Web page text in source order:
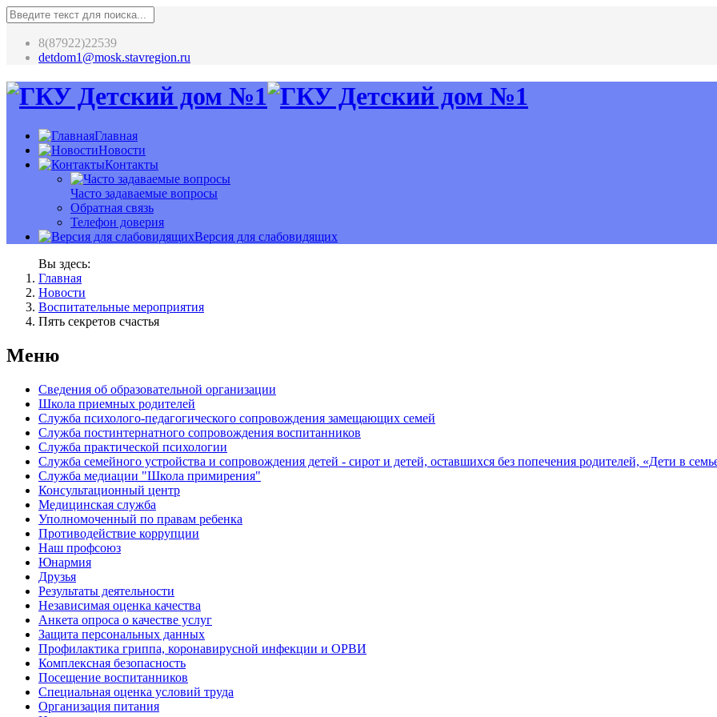
8(87922)22539
detdom1@mosk.stavregion.ru
Главная
Новости
Контакты
Часто задаваемые вопросы
Обратная связь
Телефон доверия
Версия для слабовидящих
Вы здесь:
Главная
Новости
Воспитательные мероприятия
Пять секретов счастья
Меню
Сведения об образовательной организации
Школа приемных родителей
Служба психолого-педагогического сопровождения замещающих семей
Cлужба постинтернатного сопровождения воспитанников
Служба практической психологии
Служба семейного устройства и сопровождения детей - сирот и детей, оставшихся без попечения родителей, «Дети в
Служба медиации "Школа примирения"
Консультационный центр
Медицинская служба
Уполномоченный по правам ребенка
Противодействие коррупции
Наш профсоюз
Юнармия
Друзья
Результаты деятельности
Независимая оценка качества
Анкета опроса о качестве услуг
Защита персональных данных
Профилактика гриппа, коронавирусной инфекции и ОРВИ
Комплексная безопасность
Посещение воспитанников
Специальная оценка условий труда
Организация питания